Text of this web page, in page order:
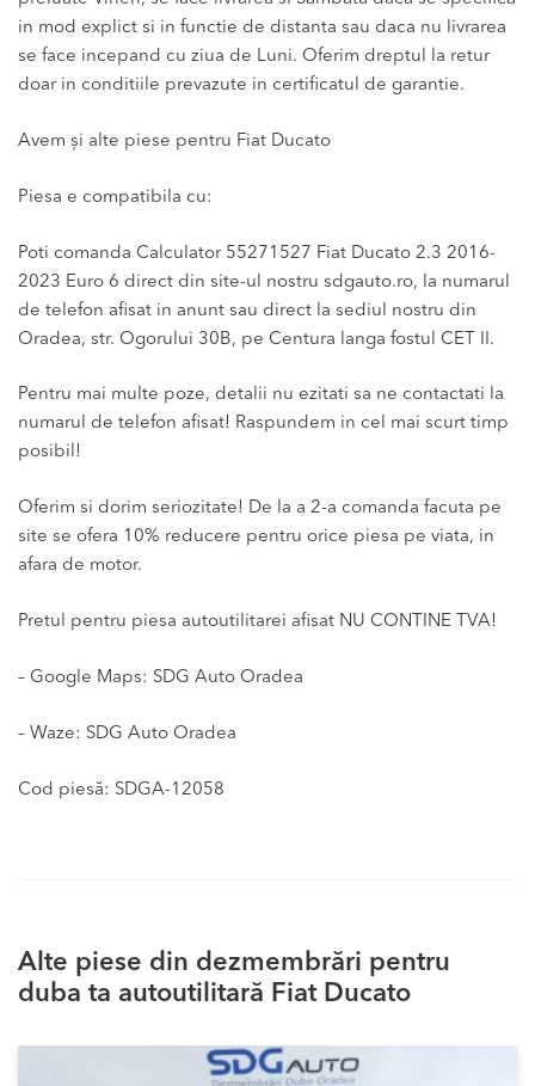
in mod explict si in functie de distanta sau daca nu livrarea
se face incepand cu ziua de Luni. Oferim dreptul la retur
doar in conditiile prevazute in certificatul de garantie.
Avem și alte piese pentru Fiat Ducato
Piesa e compatibila cu:
Poti comanda Calculator 55271527 Fiat Ducato 2.3 2016-
2023 Euro 6 direct din site-ul nostru sdgauto.ro, la numarul
de telefon afisat in anunt sau direct la sediul nostru din
Oradea, str. Ogorului 30B, pe Centura langa fostul CET II.
Pentru mai multe poze, detalii nu ezitati sa ne contactati la
numarul de telefon afisat! Raspundem in cel mai scurt timp
posibil!
Oferim si dorim seriozitate! De la a 2-a comanda facuta pe
site se ofera 10% reducere pentru orice piesa pe viata, in
afara de motor.
Pretul pentru piesa autoutilitarei afisat NU CONTINE TVA!
– Google Maps: SDG Auto Oradea
– Waze: SDG Auto Oradea
Cod piesă: SDGA-12058
Alte piese din dezmembrări pentru
duba ta autoutilitară Fiat Ducato